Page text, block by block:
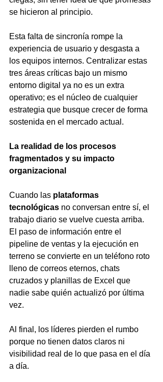
se hicieron al principio.
Esta falta de sincronía rompe la
experiencia de usuario y desgasta a
los equipos internos. Centralizar estas
tres áreas críticas bajo un mismo
entorno digital ya no es un extra
operativo; es el núcleo de cualquier
estrategia que busque crecer de forma
sostenida en el mercado actual.
La realidad de los procesos
fragmentados y su impacto
organizacional
Cuando las plataformas
tecnológicas no conversan entre sí, el
trabajo diario se vuelve cuesta arriba.
El paso de información entre el
pipeline de ventas y la ejecución en
terreno se convierte en un teléfono roto
lleno de correos eternos, chats
cruzados y planillas de Excel que
nadie sabe quién actualizó por última
vez.
Al final, los líderes pierden el rumbo
porque no tienen datos claros ni
visibilidad real de lo que pasa en el día
a día.